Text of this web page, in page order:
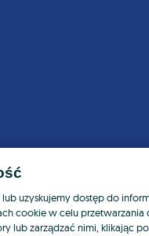
uzyskujemy dostęp do
cookie w celu przetwarzania
lub zarządzać nimi, klikając